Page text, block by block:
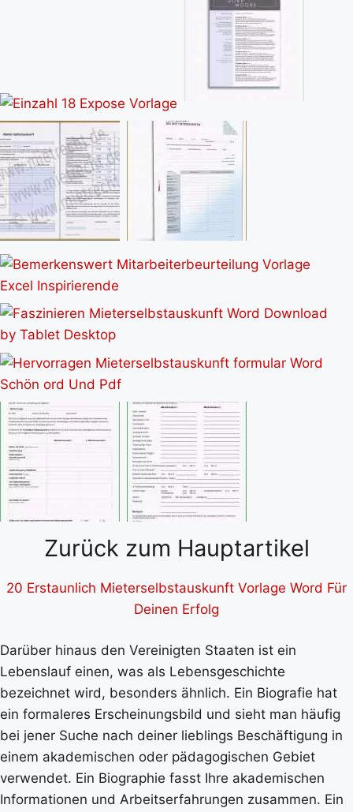
Zurück zum Hauptartikel
20 Erstaunlich Mieterselbstauskunft Vorlage Word Für
Deinen Erfolg
Darüber hinaus den Vereinigten Staaten ist ein
Lebenslauf einen, was als Lebensgeschichte
bezeichnet wird, besonders ähnlich. Ein Biografie hat
ein formaleres Erscheinungsbild und sieht man häufig
bei jener Suche nach deiner lieblings Beschäftigung in
einem akademischen oder pädagogischen Gebiet
verwendet. Ein Biographie fasst Ihre akademischen
Informationen und Arbeitserfahrungen zusammen. Ein